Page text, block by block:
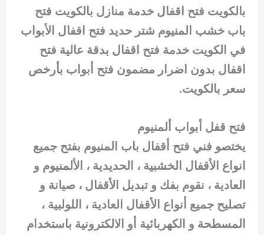
بالكويت فتح اقفال خدمة منازل بالكويت فتح
باب خشب المنيوم شتر حديد فتح اقفال الأبواب
في الكويت خدمة فتح اقفال بدقة عالية فتح
اقفال بدون اضرار مضمون فتح أبواب بأرخص
سعر بالكويت.
فتح قفل أبواب ألمنيوم
يختصو فني فتح أقفال باب المنيوم بفتح جميع
انواع الأقفال الخشبية ، الحديدية ، الألمنيوم و
العادية ، نقوم بفك و تبديل الأقفال ، صيانة و
تصليح جميع أنواع الأقفال العادية ، اللولبية ،
المسطحة و الكهربائية أو الالكترونية باستخدام